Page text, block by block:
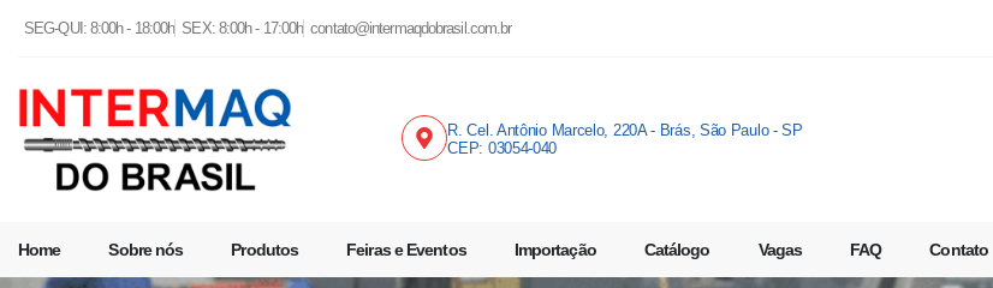
SEG-QUI: 8:00h - 18:00h SEX: 8:00h - 17:00h contato@intermaqdobrasil.com.br
R. Cel. Antônio Marcelo, 220A - Brás, São Paulo - SP
CEP: 03054-040
Home Sobre nós Produtos Feiras e Eventos Importação Catálogo Vagas FAQ Contato